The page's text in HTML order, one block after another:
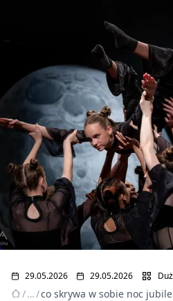
29.05.2026 29.05.2026
/…/co skrywa w sobie noc